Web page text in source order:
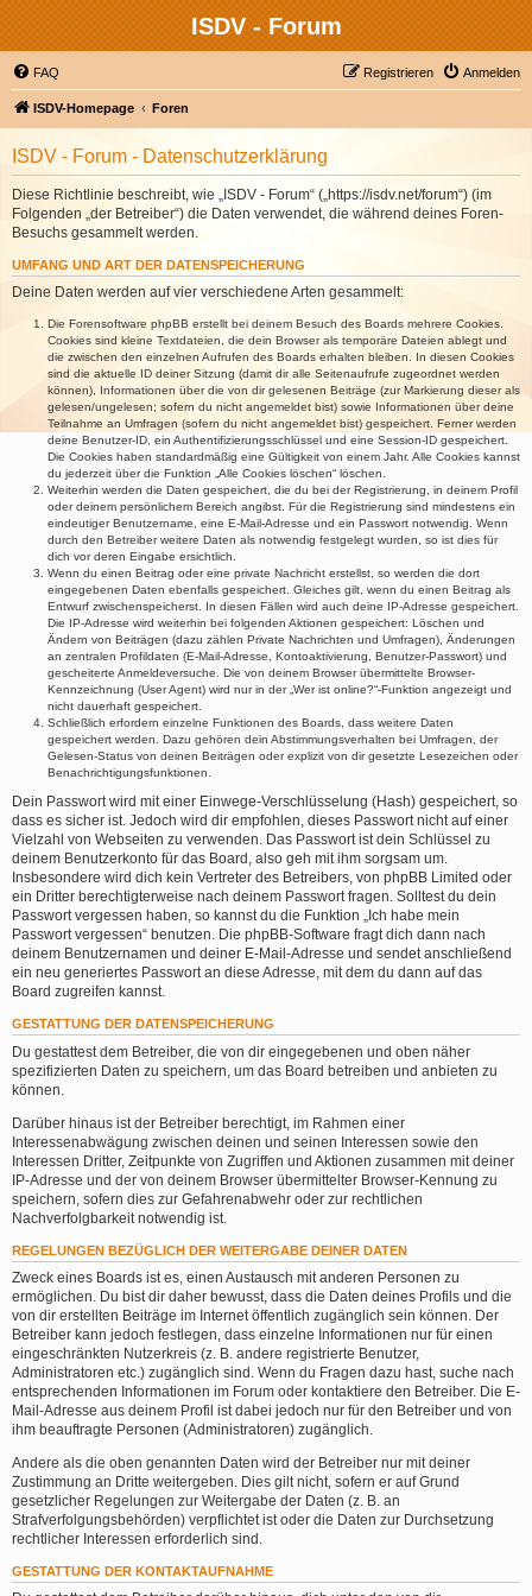
ISDV - Forum
FAQ Anmelden
Registrieren
ISDV-Homepage Foren
ISDV - Forum - Datenschutzerklärung
Diese Richtlinie beschreibt, wie „ISDV - Forum“ („https://isdv.net/forum“) (im
Folgenden „der Betreiber“) die Daten verwendet, die während deines Foren-
Besuchs gesammelt werden.
UMFANG UND ART DER DATENSPEICHERUNG
Deine Daten werden auf vier verschiedene Arten gesammelt:
Die Forensoftware phpBB erstellt bei deinem Besuch des Boards mehrere Cookies.
Cookies sind kleine Textdateien, die dein Browser als temporäre Dateien ablegt und
die zwischen den einzelnen Aufrufen des Boards erhalten bleiben. In diesen Cookies
sind die aktuelle ID deiner Sitzung (damit dir alle Seitenaufrufe zugeordnet werden
können), Informationen über die von dir gelesenen Beiträge (zur Markierung dieser als
gelesen/ungelesen; sofern du nicht angemeldet bist) sowie Informationen über deine
Teilnahme an Umfragen (sofern du nicht angemeldet bist) gespeichert. Ferner werden
deine Benutzer-ID, ein Authentifizierungsschlüssel und eine Session-ID gespeichert.
Die Cookies haben standardmäßig eine Gültigkeit von einem Jahr. Alle Cookies kannst
du jederzeit über die Funktion „Alle Cookies löschen“ löschen.
Weiterhin werden die Daten gespeichert, die du bei der Registrierung, in deinem Profil
oder deinem persönlichem Bereich angibst. Für die Registrierung sind mindestens ein
eindeutiger Benutzername, eine E-Mail-Adresse und ein Passwort notwendig. Wenn
durch den Betreiber weitere Daten als notwendig festgelegt wurden, so ist dies für
dich vor deren Eingabe ersichtlich.
Wenn du einen Beitrag oder eine private Nachricht erstellst, so werden die dort
eingegebenen Daten ebenfalls gespeichert. Gleiches gilt, wenn du einen Beitrag als
Entwurf zwischenspeicherst. In diesen Fällen wird auch deine IP-Adresse gespeichert.
Die IP-Adresse wird weiterhin bei folgenden Aktionen gespeichert: Löschen und
Ändern von Beiträgen (dazu zählen Private Nachrichten und Umfragen), Änderungen
an zentralen Profildaten (E-Mail-Adresse, Kontoaktivierung, Benutzer-Passwort) und
gescheiterte Anmeldeversuche. Die von deinem Browser übermittelte Browser-
Kennzeichnung (User Agent) wird nur in der „Wer ist online?“-Funktion angezeigt und
nicht dauerhaft gespeichert.
Schließlich erfordern einzelne Funktionen des Boards, dass weitere Daten
gespeichert werden. Dazu gehören dein Abstimmungsverhalten bei Umfragen, der
Gelesen-Status von deinen Beiträgen oder explizit von dir gesetzte Lesezeichen oder
Benachrichtigungsfunktionen.
Dein Passwort wird mit einer Einwege-Verschlüsselung (Hash) gespeichert, so
dass es sicher ist. Jedoch wird dir empfohlen, dieses Passwort nicht auf einer
Vielzahl von Webseiten zu verwenden. Das Passwort ist dein Schlüssel zu
deinem Benutzerkonto für das Board, also geh mit ihm sorgsam um.
Insbesondere wird dich kein Vertreter des Betreibers, von phpBB Limited oder
ein Dritter berechtigterweise nach deinem Passwort fragen. Solltest du dein
Passwort vergessen haben, so kannst du die Funktion „Ich habe mein
Passwort vergessen“ benutzen. Die phpBB-Software fragt dich dann nach
deinem Benutzernamen und deiner E-Mail-Adresse und sendet anschließend
ein neu generiertes Passwort an diese Adresse, mit dem du dann auf das
Board zugreifen kannst.
GESTATTUNG DER DATENSPEICHERUNG
Du gestattest dem Betreiber, die von dir eingegebenen und oben näher
spezifizierten Daten zu speichern, um das Board betreiben und anbieten zu
können.
Darüber hinaus ist der Betreiber berechtigt, im Rahmen einer
Interessenabwägung zwischen deinen und seinen Interessen sowie den
Interessen Dritter, Zeitpunkte von Zugriffen und Aktionen zusammen mit deiner
IP-Adresse und der von deinem Browser übermittelter Browser-Kennung zu
speichern, sofern dies zur Gefahrenabwehr oder zur rechtlichen
Nachverfolgbarkeit notwendig ist.
REGELUNGEN BEZÜGLICH DER WEITERGABE DEINER DATEN
Zweck eines Boards ist es, einen Austausch mit anderen Personen zu
ermöglichen. Du bist dir daher bewusst, dass die Daten deines Profils und die
von dir erstellten Beiträge im Internet öffentlich zugänglich sein können. Der
Betreiber kann jedoch festlegen, dass einzelne Informationen nur für einen
eingeschränkten Nutzerkreis (z. B. andere registrierte Benutzer,
Administratoren etc.) zugänglich sind. Wenn du Fragen dazu hast, suche nach
entsprechenden Informationen im Forum oder kontaktiere den Betreiber. Die E-
Mail-Adresse aus deinem Profil ist dabei jedoch nur für den Betreiber und von
ihm beauftragte Personen (Administratoren) zugänglich.
Andere als die oben genannten Daten wird der Betreiber nur mit deiner
Zustimmung an Dritte weitergeben. Dies gilt nicht, sofern er auf Grund
gesetzlicher Regelungen zur Weitergabe der Daten (z. B. an
Strafverfolgungsbehörden) verpflichtet ist oder die Daten zur Durchsetzung
rechtlicher Interessen erforderlich sind.
GESTATTUNG DER KONTAKTAUFNAHME